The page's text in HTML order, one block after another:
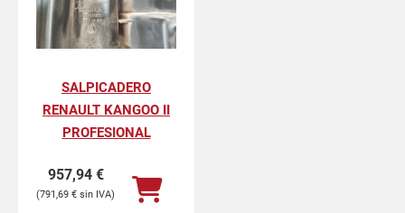
SALPICADERO
RENAULT KANGOO II
PROFESIONAL
957,94 €
791,69 €